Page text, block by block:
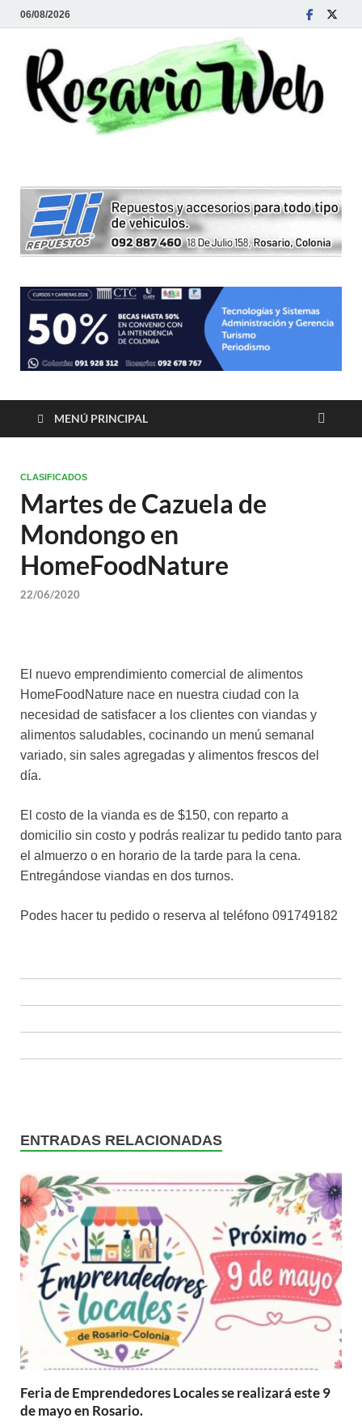
06/08/2026
MENÚ PRINCIPAL
CLASIFICADOS
Martes de Cazuela de
Mondongo en
HomeFoodNature
22/06/2020
El nuevo emprendimiento comercial de alimentos
HomeFoodNature nace en nuestra ciudad con la
necesidad de satisfacer a los clientes con viandas y
alimentos saludables, cocinando un menú semanal
variado, sin sales agregadas y alimentos frescos del
día.
El costo de la vianda es de $150, con reparto a
domicilio sin costo y podrás realizar tu pedido tanto para
el almuerzo o en horario de la tarde para la cena.
Entregándose viandas en dos turnos.
Podes hacer tu pedido o reserva al teléfono 091749182
ENTRADAS RELACIONADAS
Feria de Emprendedores Locales se realizará este 9
de mayo en Rosario.